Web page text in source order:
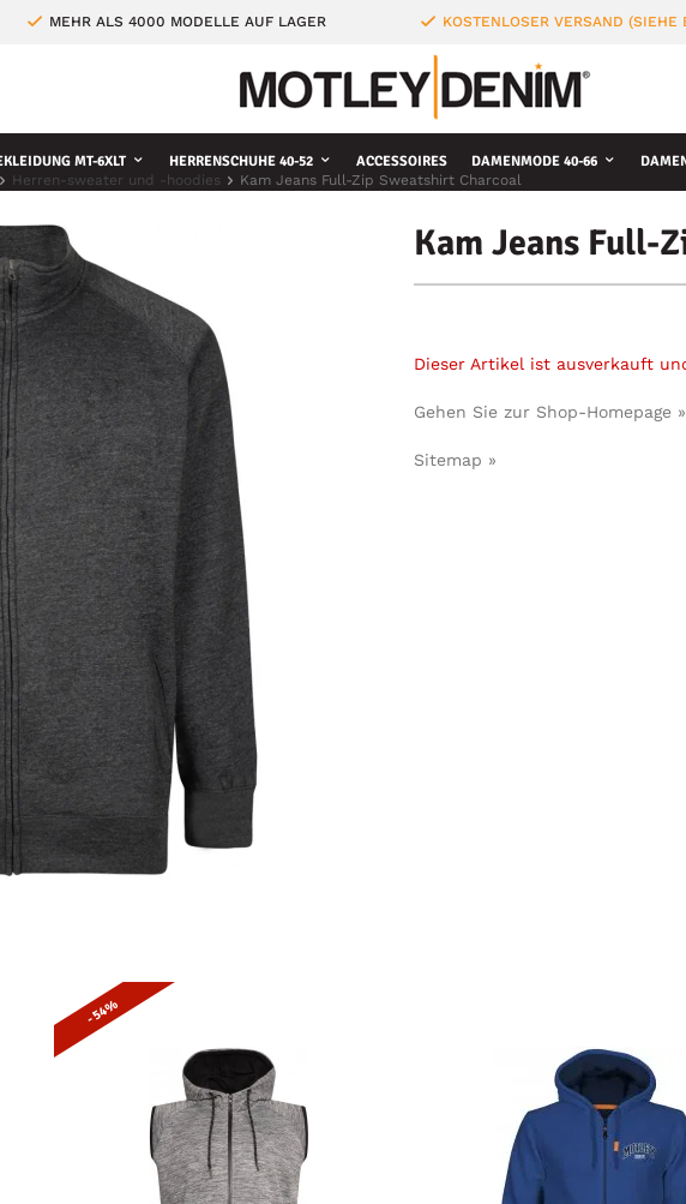
MEHR ALS 4000 MODELLE AUF LAGER KOSTENLOSER VERSAND
MT-6XLT HERRENSCHUHE 40-52 ACCESSOIRES DAMENMODE 40-66
Herren-sweater und -hoodies Kam Jeans Full-Zip Sweatshirt Charcoal
Kam Jeans Full-
Dieser Artikel ist ausverkauft
Gehen Sie zur Shop-Homepage »
Sitemap »
- 54%